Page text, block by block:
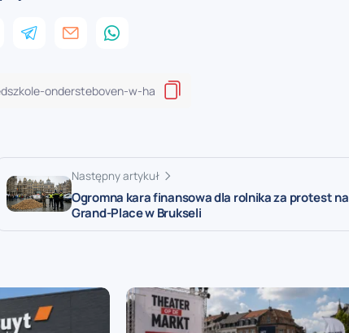
Następny artykuł
Ogromna kara finansowa dla rolnika za protest na
Grand-Place w Brukseli